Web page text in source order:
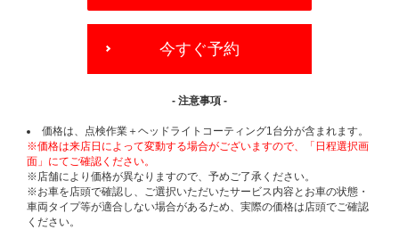
OPTIONS
今すぐ予約
- 注意事項 -
価格は、点検作業＋ヘッドライトコーティング1台分が含まれます。
※価格は来店日によって変動する場合がございますので、「日程選択画
面」にてご確認ください。
※店舗により価格が異なりますので、予めご了承ください。
※お車を店頭で確認し、ご選択いただいたサービス内容とお車の状態・
車両タイプ等が適合しない場合があるため、実際の価格は店頭でご確認
ください。